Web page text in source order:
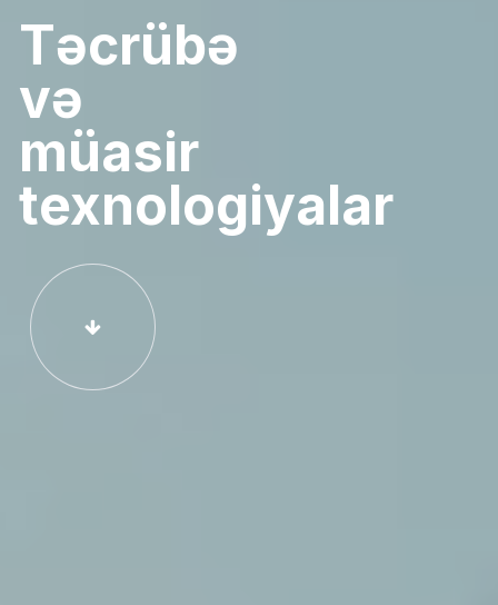
Təcrübə
və
müasir
texnologiyalar